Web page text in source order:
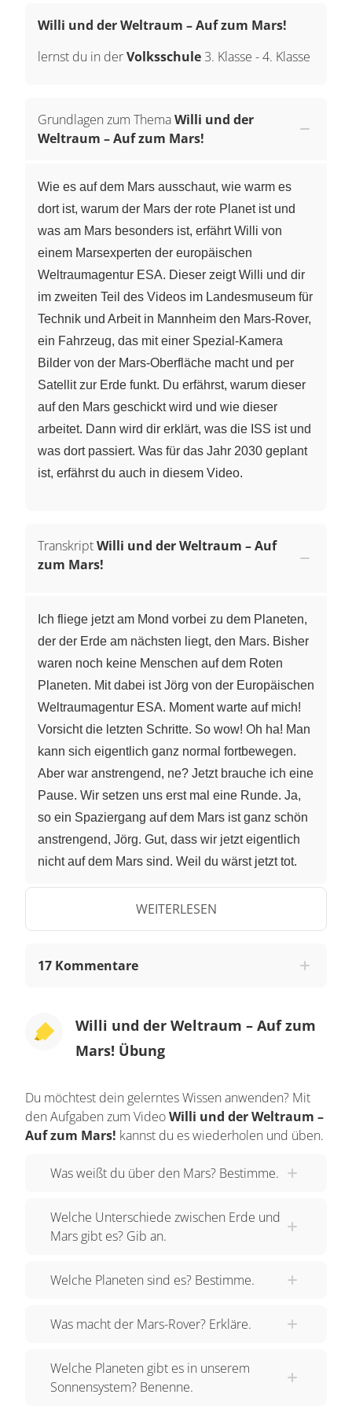
Willi und der Weltraum – Auf zum Mars!
lernst du in derVolksschule 3. Klasse -4. Klasse
Grundlagen zum ThemaWilli und der
Weltraum – Auf zum Mars!
Wie es auf dem Mars ausschaut, wie warm es
dort ist, warum der Mars der rote Planet ist und
was am Mars besonders ist, erfährt Willi von
einem Marsexperten der europäischen
Weltraumagentur ESA. Dieser zeigt Willi und dir
im zweiten Teil des Videos im Landesmuseum für
Technik und Arbeit in Mannheim den Mars-Rover,
ein Fahrzeug, das mit einer Spezial-Kamera
Bilder von der Mars-Oberfläche macht und per
Satellit zur Erde funkt. Du erfährst, warum dieser
auf den Mars geschickt wird und wie dieser
arbeitet. Dann wird dir erklärt, was die ISS ist und
was dort passiert. Was für das Jahr 2030 geplant
ist, erfährst du auch in diesem Video.
TranskriptWilli und der Weltraum – Auf
zum Mars!
Ich fliege jetzt am Mond vorbei zu dem Planeten,
der der Erde am nächsten liegt, den Mars. Bisher
waren noch keine Menschen auf dem Roten
Planeten. Mit dabei ist Jörg von der Europäischen
Weltraumagentur ESA. Moment warte auf mich!
Vorsicht die letzten Schritte. So wow! Oh ha! Man
kann sich eigentlich ganz normal fortbewegen.
Aber war anstrengend, ne? Jetzt brauche ich eine
Pause. Wir setzen uns erst mal eine Runde. Ja,
so ein Spaziergang auf dem Mars ist ganz schön
anstrengend, Jörg. Gut, dass wir jetzt eigentlich
nicht auf dem Mars sind. Weil du wärst jetzt tot.
Warum? Wir haben keinen Sauerstoff hier zum
Atmen. Das heißt, hier auf dem Mars, wo wir jetzt
wir sie rund um die Erde haben? Richtig. Ja, aber
auf dem Mars gelandet, sondern im
Landesmuseum in Mannheim. So ist es besser.
ausziehen? Ist es eigentlich kalt auf dem Mars?
Ja. Also nachts ist es normalerweise relativ kalt.
fast wie bei uns. Schöner Sommertag, aber
Grad. Deshalb Handschuhe sind eigentlich ein
Muss. Hey, warte mal, hier ist er, oder? Genau. Ist
unsere Erde. Genau. Wenn Du da mal die Erde
Größenvergleich. Ist der Mars kleiner? Der Mars
Durchmesser ist ungefähr nur die Hälfte von dem
von der Erde. Was gibt es sonst noch Besonderes
WEITERLESEN
17 Kommentare
Willi und der Weltraum – Auf zum
Mars! Übung
Du möchtest dein gelerntes Wissen anwenden? Mit
den Aufgaben zum VideoWilli und der Weltraum –
Auf zum Mars! kannst du es wiederholen und üben.
Was weißt du über den Mars? Bestimme.
Welche Unterschiede zwischen Erde und
Mars gibt es? Gib an.
Welche Planeten sind es? Bestimme.
Was macht der Mars-Rover? Erkläre.
Welche Planeten gibt es in unserem
Sonnensystem? Benenne.